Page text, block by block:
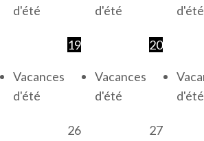
d'été
d'été
d'été
Vacances
d'été
19
Vacances
d'été
20
d'été
26 27